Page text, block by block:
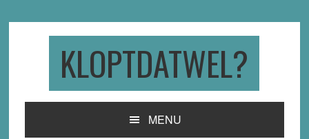
KLOPTDATWEL?
MENU